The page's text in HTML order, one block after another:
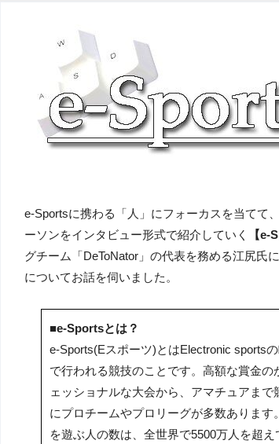
e-Sportsに携わる「人」にフォーカスを当てて
ーソンをインタビュー形式で紹介していく
【e-
グチーム「DeToNator」の代表を務める江尻氏
についてお話を伺いました。
■e-Sportsとは？
e-Sports(Eスポーツ)とはElectronic sports
で行われる競技のことです。高額な賞金
ェッショナルな大会から、アマチュアま
にプロチームやプロリーグが多数ありま
を遊ぶ人の数は、全世界で5500万人を超え